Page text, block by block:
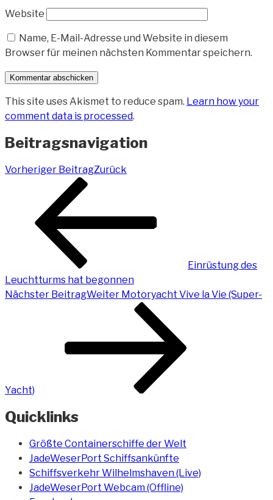
Website
Name, E-Mail-Adresse und Website in diesem
Browser für meinen nächsten Kommentar speichern.
This site uses Akismet to reduce spam. Learn how your
comment data is processed.
Beitragsnavigation
Vorheriger BeitragZurück
Einrüstung des
Leuchtturms hat begonnen
Nächster BeitragWeiter Motoryacht Vive la Vie (Super-
Yacht)
Quicklinks
Größte Containerschiffe der Welt
JadeWeserPort Schiffsankünfte
Schiffsverkehr Wilhelmshaven (Live)
JadeWeserPort Webcam (Offline)